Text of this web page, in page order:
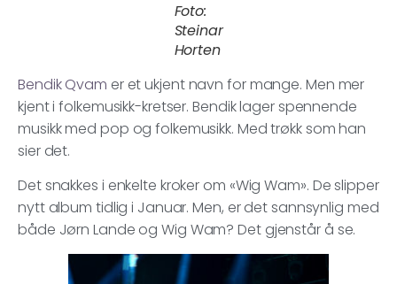
Foto:
Steinar
Horten
Bendik Qvam er et ukjent navn for mange. Men mer
kjent i folkemusikk-kretser. Bendik lager spennende
musikk med pop og folkemusikk. Med trøkk som han
sier det.
Det snakkes i enkelte kroker om «Wig Wam». De slipper
nytt album tidlig i Januar. Men, er det sannsynlig med
både Jørn Lande og Wig Wam? Det gjenstår å se.